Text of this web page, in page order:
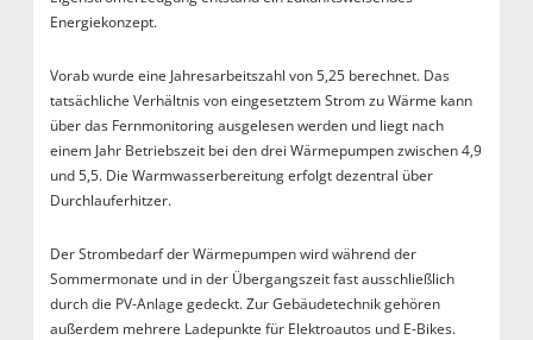
Energiekonzept.
Vorab wurde eine Jahresarbeitszahl von 5,25 berechnet. Das
tatsächliche Verhältnis von eingesetztem Strom zu Wärme kann
über das Fernmonitoring ausgelesen werden und liegt nach
einem Jahr Betriebszeit bei den drei Wärmepumpen zwischen 4,9
und 5,5. Die Warmwasserbereitung erfolgt dezentral über
Durchlauferhitzer.
Der Strombedarf der Wärmepumpen wird während der
Sommermonate und in der Übergangszeit fast ausschließlich
durch die PV-Anlage gedeckt. Zur Gebäudetechnik gehören
außerdem mehrere Ladepunkte für Elektroautos und E-Bikes.